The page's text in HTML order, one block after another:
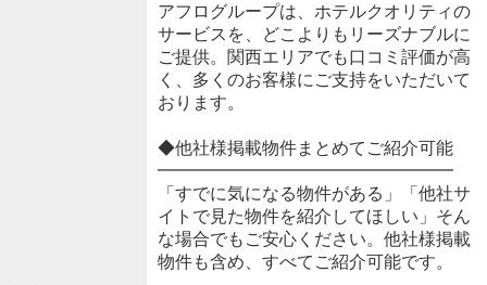
アフログループは、ホテルクオリティの
サービスを、どこよりもリーズナブルに
ご提供。関西エリアでも口コミ評価が高
く、多くのお客様にご支持をいただいて
おります。
◆他社様掲載物件まとめてご紹介可能
━━━━━━━━━━━━━━━━━
「すでに気になる物件がある」「他社サ
イトで見た物件を紹介してほしい」そん
な場合でもご安心ください。他社様掲載
物件も含め、すべてご紹介可能です。